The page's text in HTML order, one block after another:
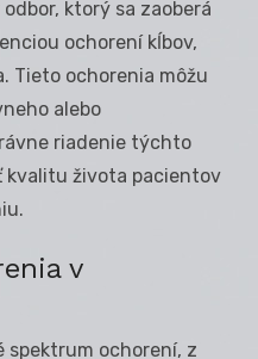
ktorý sa zaoberá
ochorení kĺbov,
Tieto ochorenia môžu
alebo
riadenie týchto
kvalitu života pacientov
v
spektrum ochorení, z